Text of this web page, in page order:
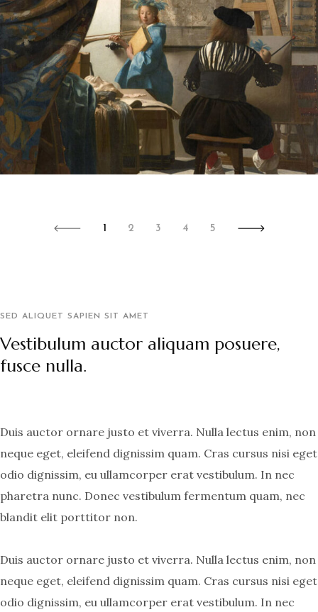
1 2 3 4 5
SED ALIQUET SAPIEN SIT AMET
Vestibulum auctor aliquam posuere,
fusce nulla.
Duis auctor ornare justo et viverra. Nulla lectus enim, non
neque eget, eleifend dignissim quam. Cras cursus nisi eget
odio dignissim, eu ullamcorper erat vestibulum. In nec
pharetra nunc. Donec vestibulum fermentum quam, nec
blandit elit porttitor non.
Duis auctor ornare justo et viverra. Nulla lectus enim, non
neque eget, eleifend dignissim quam. Cras cursus nisi eget
odio dignissim, eu ullamcorper erat vestibulum. In nec